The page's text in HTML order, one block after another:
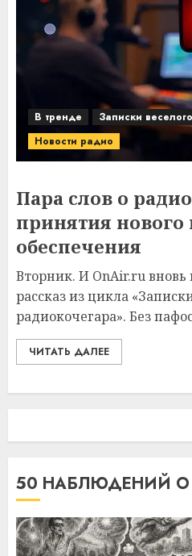
В тренде
Записки
Новости радио
Пара слов о
принятия
обеспечения
Вторник. И OnAir.ru вновь
рассказ из цикла
радиокочегара». Без
ЧИТАТЬ ДАЛЕЕ
50 НАБЛЮДЕНИЙ